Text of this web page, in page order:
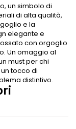
un simbolo di
di alta qualità,
e la
elegante e
con orgoglio
Un omaggio al
must per chi
tocco di
distintivo.